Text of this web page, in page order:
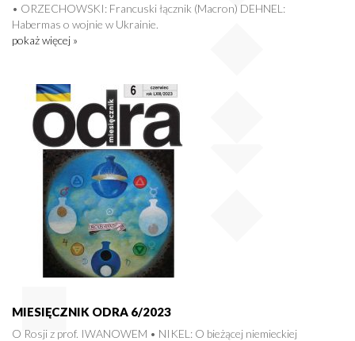
• ORZECHOWSKI: Francuski łącznik (Macron) DEHNEL:
Habermas o wojnie w Ukrainie.
pokaż więcej »
MIESIĘCZNIK ODRA 6/2023
O Rosji z prof. IWANOWEM • NIKEL: O bieżącej niemieckiej